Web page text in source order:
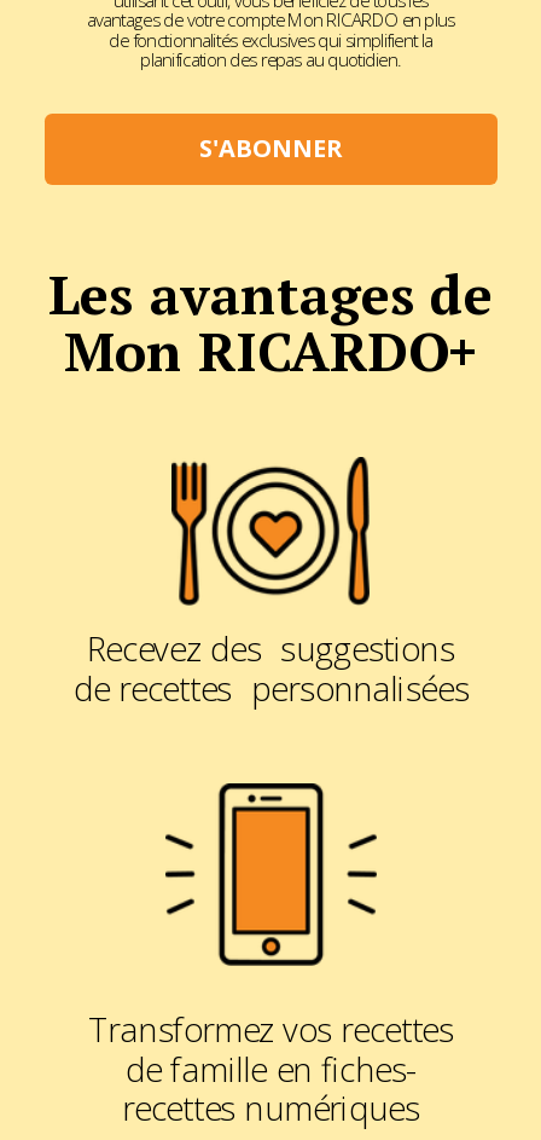
avantages de votre compte Mon RICARDO en plus
de fonctionnalités exclusives qui simplifient la
planification des repas au quotidien.
S'ABONNER
Les avantages de
Mon RICARDO+
Recevez des suggestions
de recettes personnalisées
Transformez vos recettes
de famille en fiches-
recettes numériques